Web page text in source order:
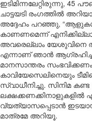
ഇടിമിന്നലേറ്റിരുന്നു, 45
ചാട്ടയടി രംഗത്തിൽ
അദ്ദേഹം പറഞ്ഞു,
കാണണമെന്ന്
അവരെല്ലാം യേശുവിനെ
എന്നാണ് ഞാൻ
മാനസാന്തരം
കാവിയേസെലിനെയും
സ്വാധീനിച്ചു. സിനിമ കണ്ട
ലക്ഷക്കണക്കിനാളുകളിൽ
വ്യത്യാസപ്പെടാൻ
മാത്രമേ അറിയൂ.